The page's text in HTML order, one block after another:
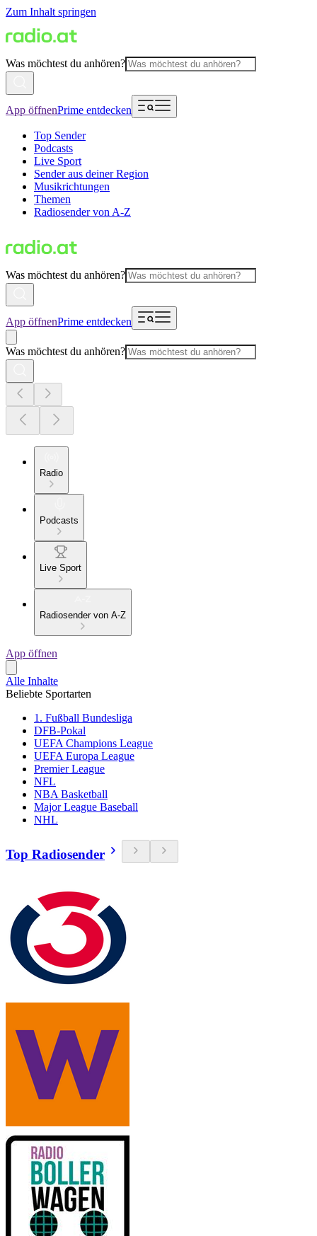
Zum Inhalt springen
Was möchtest du anhören?
App öffnenPrime entdecken
Top Sender
Podcasts
Live Sport
Sender aus deiner Region
Musikrichtungen
Themen
Radiosender von A-Z
Was möchtest du anhören?
App öffnenPrime entdecken
Was möchtest du anhören?
Radio
Podcasts
Live Sport
Radiosender von A-Z
App öffnen
Alle Inhalte
Beliebte Sportarten
1. Fußball Bundesliga
DFB-Pokal
UEFA Champions League
UEFA Europa League
Premier League
NFL
NBA Basketball
Major League Baseball
NHL
Top Radiosender